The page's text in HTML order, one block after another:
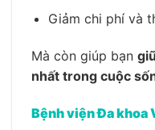
Giảm chi phí và
Mà còn giúp bạn
nhất trong cuộc
Bệnh viện Đa khoa